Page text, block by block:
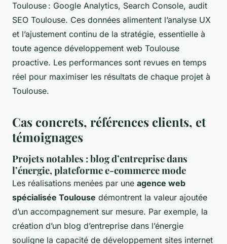
Toulouse : Google Analytics, Search Console, audit
SEO Toulouse. Ces données alimentent l’analyse UX
et l’ajustement continu de la stratégie, essentielle à
toute agence développement web Toulouse
proactive. Les performances sont revues en temps
réel pour maximiser les résultats de chaque projet à
Toulouse.
Cas concrets, références clients, et
témoignages
Projets notables : blog d’entreprise dans
l’énergie, plateforme e-commerce mode
Les réalisations menées par une agence web
spécialisée Toulouse démontrent la valeur ajoutée
d’un accompagnement sur mesure. Par exemple, la
création d’un blog d’entreprise dans l’énergie
souligne la capacité de développement sites internet